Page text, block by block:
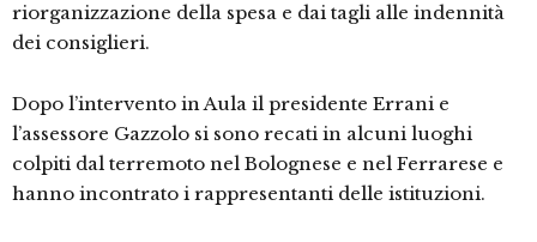
riorganizzazione della spesa e dai tagli alle indennità
dei consiglieri.
Dopo l’intervento in Aula il presidente Errani e
l’assessore Gazzolo si sono recati in alcuni luoghi
colpiti dal terremoto nel Bolognese e nel Ferrarese e
hanno incontrato i rappresentanti delle istituzioni.